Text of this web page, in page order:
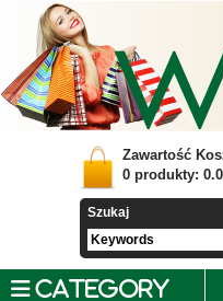
Zawartość
0 produkty:
Szukaj
CATEGORY